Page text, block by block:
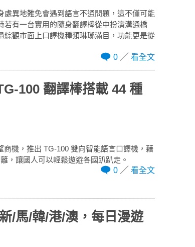
異地難免會遇到語言不通問題，這不僅可能
有一台實用的隨身翻譯棒從中扮演溝通橋
觀市面上口譯機種類琳瑯滿目，功能更是從
0
看全文
100 翻譯棒搭載 44 種
機，推出 TG-100 雙向智能語言口譯機，藉
，讓國人可以輕鬆遨遊各國趴趴走。
0
看全文
/馬/韓/港/澳，每日漫遊